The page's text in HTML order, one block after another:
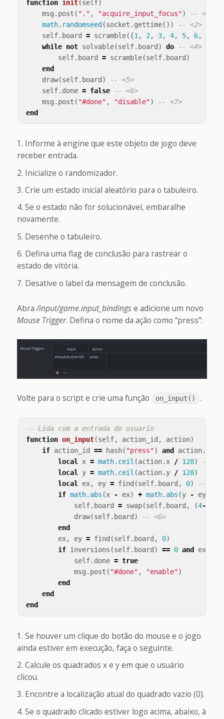
function init(self)
msg . post ( "." , "acquire_input_focus")
-- <1>
math.randomseed (socket . gettime())
-- <2>
self. board = scramble({1 , 2, 3, 4, 5, 6,
while not solvable(self. board ) do
-- <4>
self. board = scramble(self. board )
end
draw(self. board )
-- <5>
self. done = false
-- <6>
msg . post ( "#done" , "disable")
-- <7>
end
Informe à engine que este objeto de jogo deve
receber entrada.
Inicialize o randomizador.
Crie um estado inicial aleatório para o tabuleiro.
Se o estado não for solucionável, embaralhe
novamente.
Desenhe o tabuleiro.
Defina uma flag de conclusão para rastrear o
estado de vitória.
Desative o label da mensagem de conclusão.
Abra/input/game.input_bindingse adicione um novo
Mouse Trigger. Defina o nome da ação como “press”:
Volte para o script e crie uma função on_input() .
-- Lida com a entrada do usuario
function on_input(self, action_id , action)
if action_id == hash( "press") and action.
local x = math.ceil (action.x / 128)
--
local y = math.ceil (action. y / 128)
local ex, ey = find (self. board , 0)
-- <3>
if math.abs (x - ex) + math.abs (y - ey
self. board = swap(self. board , (4-
draw(self. board )
-- <6>
end
ex, ey = find (self. board , 0)
if inversions (self. board ) == 0 and ex
self. done = true
msg . post ( "#done" , "enable")
end
end
end
Se houver um clique do botão do mouse e o jogo
ainda estiver em execução, faça o seguinte.
Calcule os quadrados x e y em que o usuário
clicou.
Encontre a localização atual do quadrado vazio (0).
Se o quadrado clicado estiver logo acima, abaixo, à